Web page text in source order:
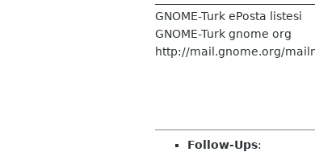
GNOME-Turk ePosta listesi
GNOME-Turk gnome org
http://mail.gnome.org/
Follow-Ups: